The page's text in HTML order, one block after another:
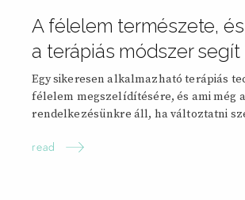
A félelem természete,
a terápiás módszer segít
Egy sikeresen alkalmazható terápiás
félelem megszelídítésére, és ami még a
rendelkezésünkre áll, ha változtatni
read